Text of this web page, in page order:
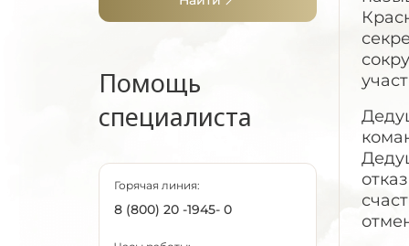
Помощь
специалиста
Горячая линия:
8 (800) 20 -1945- 0